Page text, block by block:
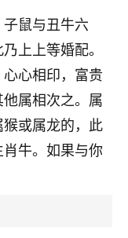
鼠与丑牛六
上上等婚配。
心相印，富贵
属相次之。属
或属龙的，此
牛。如果与你
19
受挫，店开一家关
出事。前些年攒的
找人看看到底怎么
时不服命不行
意不算大，但